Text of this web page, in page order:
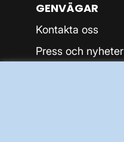
GENVÄGAR
Kontakta oss
Press och nyheter